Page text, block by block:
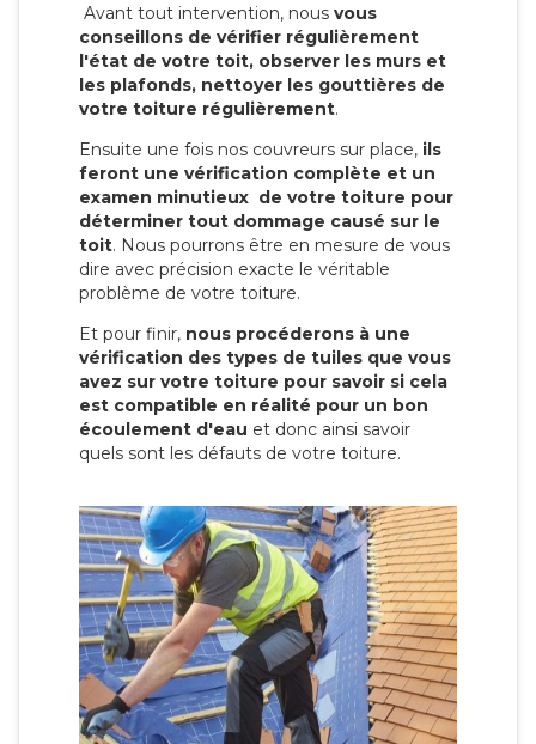
Avant tout intervention, nous vous
conseillons de vérifier régulièrement
l'état de votre toit, observer les murs et
les plafonds, nettoyer les gouttières de
votre toiture régulièrement.
Ensuite une fois nos couvreurs sur place, ils
feront une vérification complète et un
examen minutieux de votre toiture pour
déterminer tout dommage causé sur le
toit. Nous pourrons être en mesure de vous
dire avec précision exacte le véritable
problème de votre toiture.
Et pour finir, nous procéderons à une
vérification des types de tuiles que vous
avez sur votre toiture pour savoir si cela
est compatible en réalité pour un bon
écoulement d'eau et donc ainsi savoir
quels sont les défauts de votre toiture.